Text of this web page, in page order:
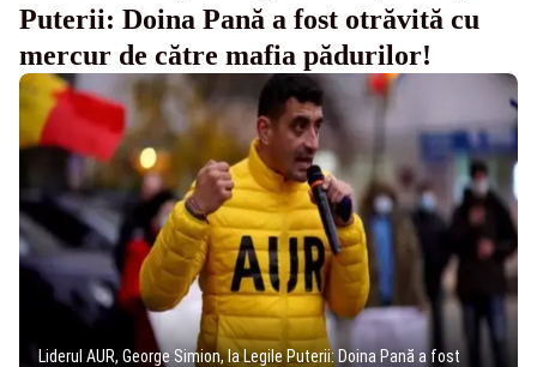
Puterii: Doina Pană a fost otrăvită cu
mercur de către mafia pădurilor!
Liderul AUR, George Simion, la Legile Puterii: Doina Pană a fost